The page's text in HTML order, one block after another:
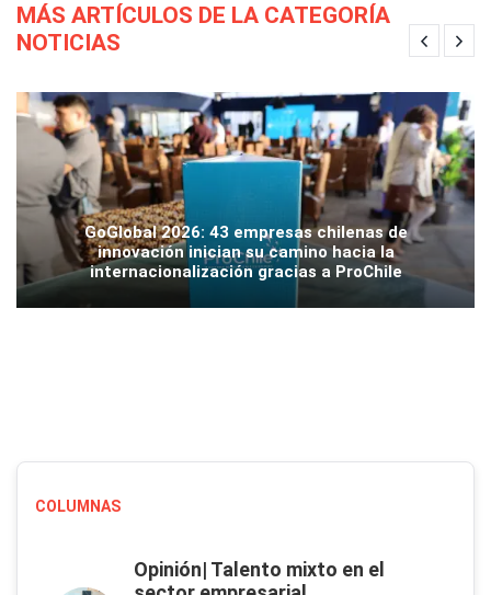
MÁS ARTÍCULOS DE LA CATEGORÍA
NOTICIAS
GoGlobal 2026: 43 empresas chilenas de
innovación inician su camino hacia la
internacionalización gracias a ProChile
COLUMNAS
Opinión| Talento mixto en el